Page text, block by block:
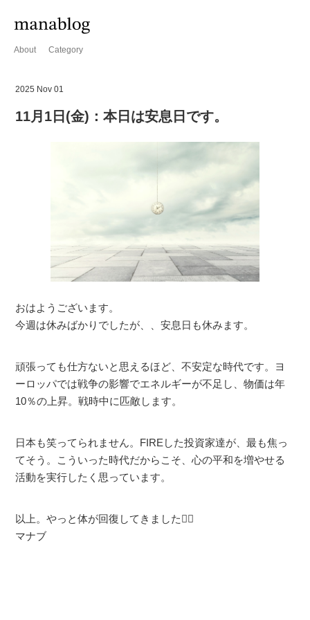
About Category
2025 Nov 01
11月1日(金)：本日は安息日です。
おはようございます。
今週は休みばかりでしたが、、安息日も休みます。
頑張っても仕方ないと思えるほど、不安定な時代です。ヨ
ーロッパでは戦争の影響でエネルギーが不足し、物価は年
10％の上昇。戦時中に匹敵します。
日本も笑ってられません。FIREした投資家達が、最も焦っ
てそう。こういった時代だからこそ、心の平和を増やせる
活動を実行したく思っています。
以上。やっと体が回復してきました🙆‍♂️
マナブ